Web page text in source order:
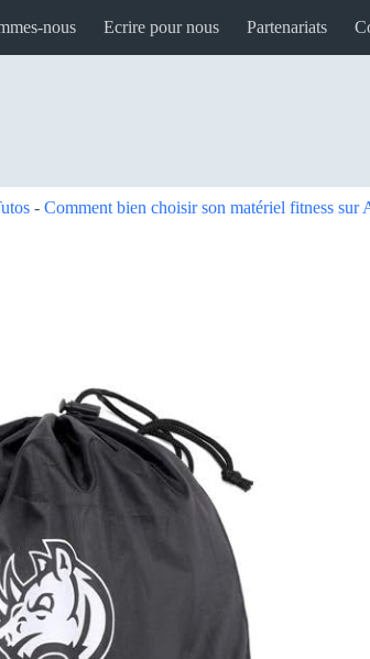
nous Ecrire pour nous Partenariats
- Comment bien choisir son matériel fitness sur